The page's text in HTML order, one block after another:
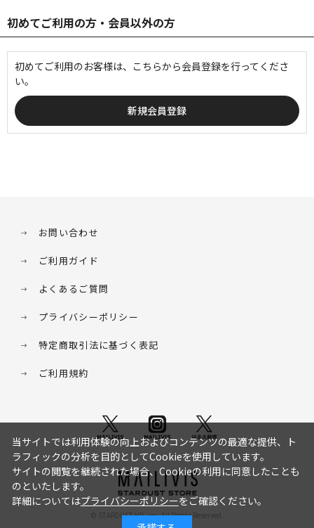
初めてご利用の方・会員以外の方
初めてご利用のお客様は、こちらから会員登録を行ってくださ
い。
お問い合わせ
ご利用ガイド
よくあるご質問
プライバシーポリシー
特定商取引法に基づく表記
ご利用規約
© STARDUST HD. inc. All Rights Reserved.
当サイトでは利用体験の向上およびコンテンツの最適な提供、ト
ラフィックの分析を目的としてCookieを使用しています。
サイトの閲覧を継続された場合、Cookieの利用に同意したことも
のといたします。
詳細についてはプライバシーポリシーをご確認ください。